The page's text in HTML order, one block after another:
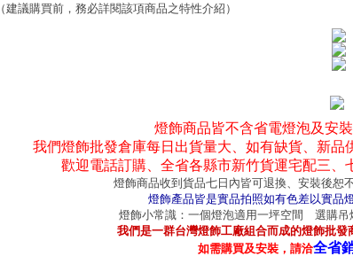
（建議購買前，務必詳閱該項商品之特性介紹）
燈飾商品皆不含省電燈泡及安
我們燈飾批發倉庫每日出貨量大、如有缺貨、新品
歡迎電話訂購、全省各縣市新竹貨運宅配三、
燈飾商品收到貨品七日內皆可退換、安裝後恕
燈飾產品皆是實品拍照如有色差以實品
燈飾小常識：一個燈泡適用一坪空間 選購吊
我們是一群台灣燈飾工廠組合而成的燈飾批
如需購買及安裝，請洽全省